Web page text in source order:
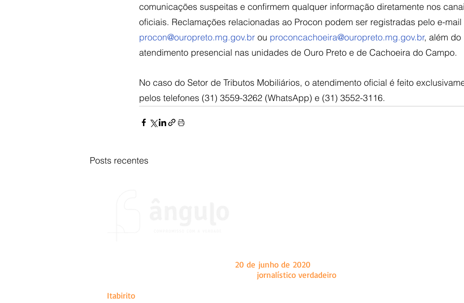
comunicações suspeitas e confirmem qualquer informação diretamente nos
oficiais. Reclamações relacionadas ao Procon podem ser registradas pelo e-mail
procon@ouropreto.mg.gov.br ou proconcachoeira@ouropreto.mg.gov.br, além do
atendimento presencial nas unidades de Ouro Preto e de Cachoeira do Campo.
No caso do Setor de Tributos Mobiliários, o atendimento oficial é feito
pelos telefones (31) 3559-3262 (WhatsApp) e (31) 3552-3116.
Posts recentes
O portal Ângulo foi fundado no dia20 de junho de 2020
jornalístico verdadeiro
Itabirito